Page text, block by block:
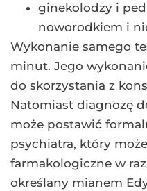
ginekolodzy i
noworodkiem i
Wykonanie samego
minut. Jego
do skorzystania z
Natomiast diagnozę
może postawić
psychiatra, który
farmakologiczne w
określany mianem